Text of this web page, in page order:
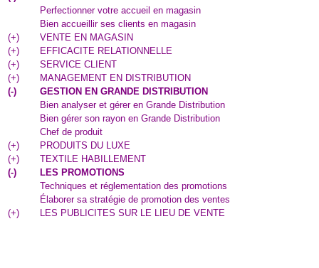
Perfectionner votre accueil en magasin
Bien accueillir ses clients en magasin
(+)
VENTE EN MAGASIN
(+)
EFFICACITE RELATIONNELLE
(+)
SERVICE CLIENT
(+)
MANAGEMENT EN DISTRIBUTION
(-)
GESTION EN GRANDE DISTRIBUTION
Bien analyser et gérer en Grande Distribution
Bien gérer son rayon en Grande Distribution
Chef de produit
(+)
PRODUITS DU LUXE
(+)
TEXTILE HABILLEMENT
(-)
LES PROMOTIONS
Techniques et réglementation des promotions
Élaborer sa stratégie de promotion des ventes
(+) LES PUBLICITES SUR LE LIEU DE VENTE